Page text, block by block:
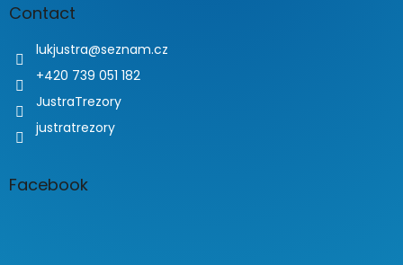
Contact
lukjustra@seznam.cz
+420 739 051 182
JustraTrezory
justratrezory
Facebook